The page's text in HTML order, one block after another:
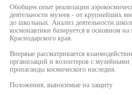
Обобщен опыт реализации
деятельности музеев - от крупнейших
до школьных. Анализ деятельности
космонавтики базируется в основном на
Краснодарского края.
Впервые рассматривается
организаций и волонтеров с
пропаганды космического наследия.
Положения, выносимые на защиту